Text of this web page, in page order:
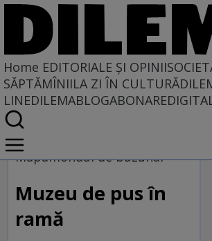
Home EDITORIALE ȘI OPINII
SĂPTĂMÎNIILA ZI ÎN CULTURĂ
LINEDILEMABLOGABONARE
Home
EDITORIALE ȘI OPINII
PE CE LUME TRĂIM
Mapamondul de buzunar
Muzeu de pus în
ramă